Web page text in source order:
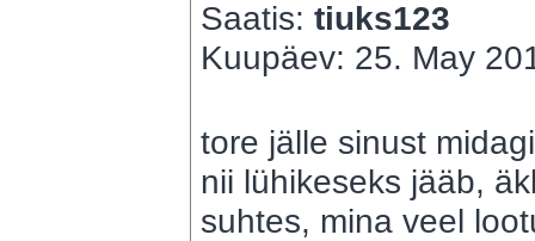
Saatis: tiuks123
Kuupäev: 25. May
tore jälle sinust
nii lühikeseks jääb,
suhtes, mina veel